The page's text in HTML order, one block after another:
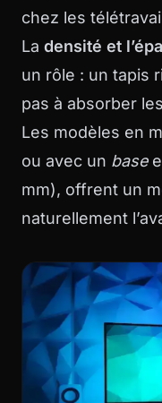
chez les
La densité et
un rôle : un tapis
pas à absorber
Les modèles en
ou avec un base
mm), offrent un
naturellement